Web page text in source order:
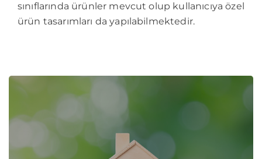
sınıflarında ürünler mevcut olup kullanıcıya özel
ürün tasarımları da yapılabilmektedir.